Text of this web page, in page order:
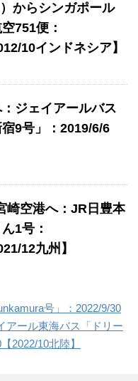
からシンガポール
751便：
10インドネシア】
ジェイアールバス
9号」：2019/6/6
崎空港へ：JR日豊本
1号：
12九州】
号」：2022/9/30
アール東海バス「ドリー
2022/10北陸】